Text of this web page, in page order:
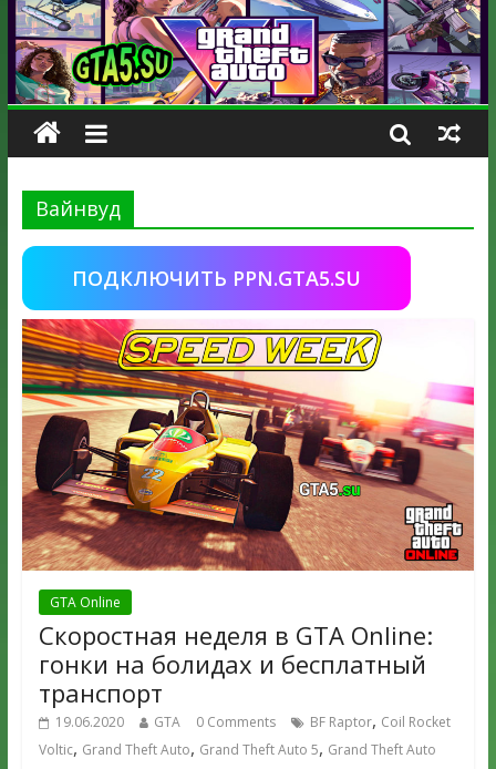
Вайнвуд
ПОДКЛЮЧИТЬ PPN.GTA5.SU
GTA Online
Скоростная неделя в GTA Online:
гонки на болидах и бесплатный
транспорт
19.06.2020 GTA 0 Comments BF Raptor, Coil Rocket
Voltic, Grand Theft Auto, Grand Theft Auto 5, Grand Theft Auto